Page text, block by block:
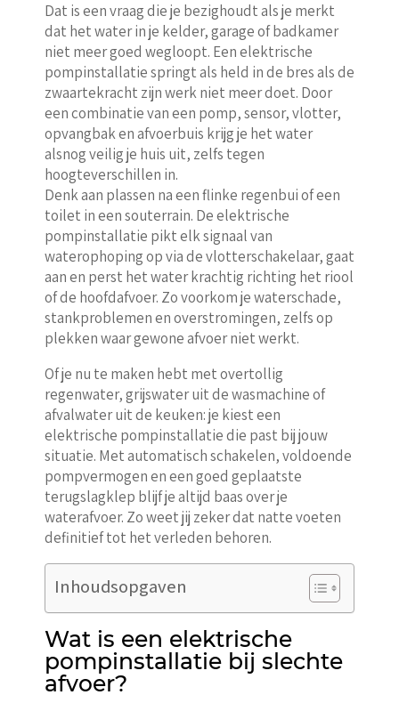
Dat is een vraag die je bezighoudt als je merkt
dat het water in je kelder, garage of badkamer
niet meer goed wegloopt. Een elektrische
pompinstallatie springt als held in de bres als de
zwaartekracht zijn werk niet meer doet. Door
een combinatie van een pomp, sensor, vlotter,
opvangbak en afvoerbuis krijg je het water
alsnog veilig je huis uit, zelfs tegen
hoogteverschillen in.
Denk aan plassen na een flinke regenbui of een
toilet in een souterrain. De elektrische
pompinstallatie pikt elk signaal van
waterophoping op via de vlotterschakelaar, gaat
aan en perst het water krachtig richting het riool
of de hoofdafvoer. Zo voorkom je waterschade,
stankproblemen en overstromingen, zelfs op
plekken waar gewone afvoer niet werkt.
Of je nu te maken hebt met overtollig
regenwater, grijswater uit de wasmachine of
afvalwater uit de keuken: je kiest een
elektrische pompinstallatie die past bij jouw
situatie. Met automatisch schakelen, voldoende
pompvermogen en een goed geplaatste
terugslagklep blijf je altijd baas over je
waterafvoer. Zo weet jij zeker dat natte voeten
definitief tot het verleden behoren.
Inhoudsopgaven
Wat is een elektrische
pompinstallatie bij slechte
afvoer?